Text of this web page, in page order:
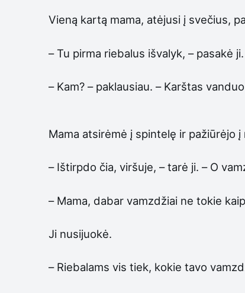
Vieną kartą mama, atėjusi į svečius,
– Tu pirma riebalus išvalyk, – pasakė ji.
– Kam? – paklausiau. – Karštas
Mama atsirėmė į spintelę ir pažiūrėjo
– Ištirpdo čia, viršuje, – tarė ji. – O
– Mama, dabar vamzdžiai ne tokie
Ji nusijuokė.
– Riebalams vis tiek, kokie tavo